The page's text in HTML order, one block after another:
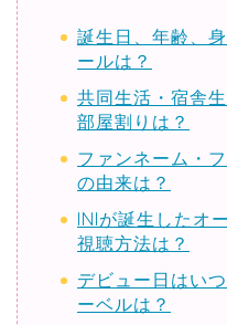
誕生日、年齢、
ールは？
共同生活・宿舎
部屋割りは？
ファンネーム・
の由来は？
INIが誕生したオ
視聴方法は？
デビュー日はい
ーベルは？